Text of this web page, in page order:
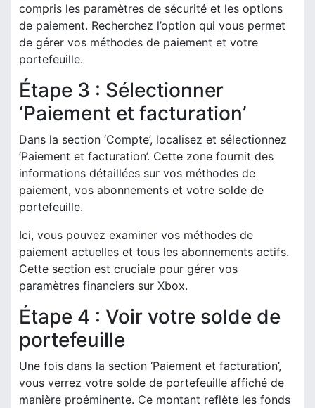
compris les paramètres de sécurité et les options
de paiement. Recherchez l’option qui vous permet
de gérer vos méthodes de paiement et votre
portefeuille.
Étape 3 : Sélectionner
‘Paiement et facturation’
Dans la section ‘Compte’, localisez et sélectionnez
‘Paiement et facturation’. Cette zone fournit des
informations détaillées sur vos méthodes de
paiement, vos abonnements et votre solde de
portefeuille.
Ici, vous pouvez examiner vos méthodes de
paiement actuelles et tous les abonnements actifs.
Cette section est cruciale pour gérer vos
paramètres financiers sur Xbox.
Étape 4 : Voir votre solde de
portefeuille
Une fois dans la section ‘Paiement et facturation’,
vous verrez votre solde de portefeuille affiché de
manière proéminente. Ce montant reflète les fonds